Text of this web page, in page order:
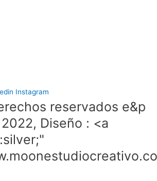
Instagram
reservados e&p
Diseño : <a